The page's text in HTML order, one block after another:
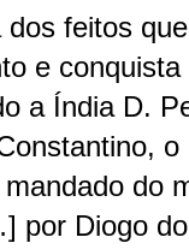
dos feitos
e
a Índia D.
do
por Diogo